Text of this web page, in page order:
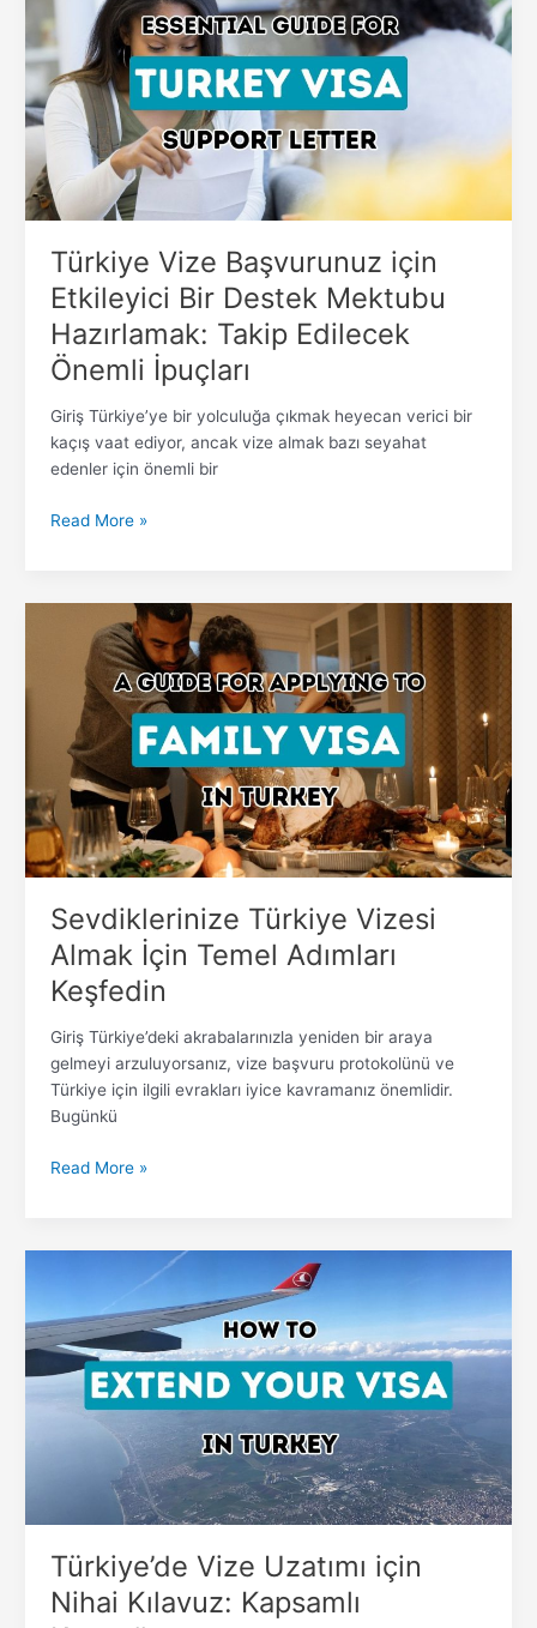
Türkiye Vize Başvurunuz için
Etkileyici Bir Destek Mektubu
Hazırlamak: Takip Edilecek
Önemli İpuçları
Giriş Türkiye’ye bir yolculuğa çıkmak heyecan verici bir
kaçış vaat ediyor, ancak vize almak bazı seyahat
edenler için önemli bir
Başvurunuz
için
Etkileyici
Bir
Destek
Mektubu
Hazırlamak:
Takip
Edilecek
Önemli
İpuçları
Read More »
Sevdiklerinize Türkiye Vizesi
Almak İçin Temel Adımları
Keşfedin
Giriş Türkiye’deki akrabalarınızla yeniden bir araya
gelmeyi arzuluyorsanız, vize başvuru protokolünü ve
Türkiye için ilgili evrakları iyice kavramanız önemlidir.
Bugünkü
Sevdiklerinize
Türkiye
Vizesi
Almak
Temel
Adımları
Keşfedin
Read More »
Türkiye’de Vize Uzatımı için
Nihai Kılavuz: Kapsamlı
Uzatımı
için
Nihai
Kılavuz:
Kaynağınız